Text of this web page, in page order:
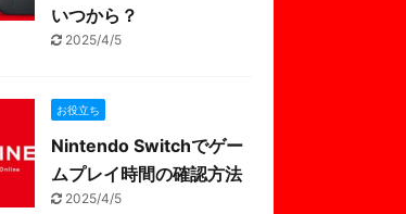
いつから？
2025/4/5
お役立ち
Nintendo Switchでゲー
ムプレイ時間の確認方法
2025/4/5